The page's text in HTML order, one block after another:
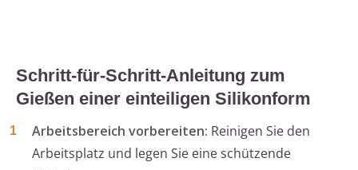
Schritt-für-Schritt-Anleitung zum
Gießen einer einteiligen Silikonform
Arbeitsbereich vorbereiten: Reinigen Sie den
Arbeitsplatz und legen Sie eine schützende